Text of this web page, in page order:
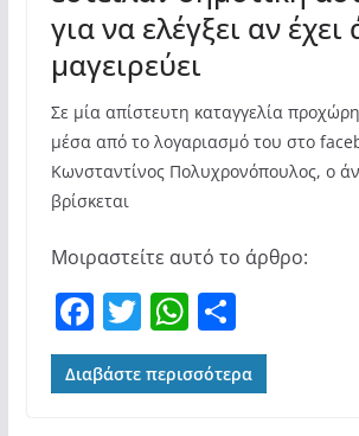
για να ελέγξει αν έχει
μαγειρεύει
Σε μία απίστευτη καταγγελία
μέσα από το λογαριασμό του στο
Κωνσταντίνος Πολυχρονόπουλος, ο
βρίσκεται
Μοιραστείτε αυτό το άρθρο:
F
a
c
T
w
itt
W
h
at
Μ
οι
ρ
Διαβάστε περισσότερα